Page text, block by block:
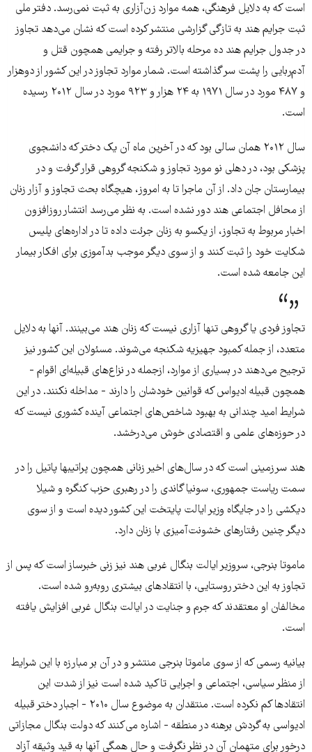
است که به دلایل فرهنگی، همه موارد زن‌آزاری به ثبت نمی‌رسد. دفتر ملی
ثبت جرایم هند به تازگی گزارشی منتشر کرده است که نشان می‌دهد تجاوز
در جدول جرایم هند ده مرحله بالاتر رفته و جرایمی همچون قتل و
آدم‌ربایی را پشت سر گذاشته است. شمار موارد تجاوز در این کشور از دوهزار
و ۴۸۷ مورد در سال ۱۹۷۱ به ۲۴ هزار و ۹۲۳ مورد در سال ۲۰۱۲ رسیده
است.
سال ۲۰۱۲ همان سالی بود که در آخرین ماه آن یک دختر که دانشجوی
پزشکی بود، در دهلی نو مورد تجاوز و شکنجه گروهی قرار گرفت و در
بیمارستان جان داد. از آن ماجرا تا به امروز، هیچگاه بحث تجاوز و آزار زنان
از محافل اجتماعی هند دور نشده است. به نظر می‌رسد انتشار روزافزون
اخبار مربوط به تجاوز، از یکسو به زنان جرئت داده تا در اداره‌های پلیس
شکایت خود را ثبت کنند و از سوی دیگر موجب بدآموزی برای افکار بیمار
این جامعه شده است.
تجاوز فردی یا گروهی تنها آزاری نیست که زنان هند می‌بینند. آنها به دلایل
متعدد، از جمله کمبود جهیزیه شکنجه می‌شوند. مسئولان این کشور نیز
ترجیح می‌دهند در بسیاری از موارد، ازجمله در نزاع‌های قبیله‌ای اقوام -
همچون قبیله ادیواس که قوانین خودشان را دارند - مداخله نکنند. در این
شرایط امید چندانی به بهبود شاخص‌های اجتماعی آینده کشوری نیست که
در حوزه‌های علمی و اقتصادی خوش می‌درخشد.
هند سرزمینی است که در سال‌های اخیر زنانی همچون پراتیبها پاتیل را در
سمت ریاست جمهوری، سونیا گاندی را در رهبری حزب کنگره و شیلا
دیکشی را در جایگاه وزیر ایالت پایتخت این کشور دیده است و از سوی
دیگر چنین رفتارهای خشونت‌آمیزی با زنان دارد.
ماموتا بنرجی، سروزیر ایالت بنگال غربی هند نیز زنی خبرساز است که پس از
تجاوز به این دختر روستایی، با انتقادهای بیشتری روبه‌رو شده است.
مخالفان او معتقدند که جرم و جنایت در ایالت بنگال غربی افزایش یافته
است.
بیانیه رسمی که از سوی ماموتا بنرجی منتشر و در آن بر مبارزه با این شرایط
از منظر سیاسی، اجتماعی و اجرایی تاکید شده است نیز از شدت این
انتقادها کم نکرده است. منتقدان به موضوع سال ۲۰۱۰ - اجبار دختر قبیله
ادیواسی به گردش برهنه در منطقه - اشاره می‌کنند که دولت بنگال مجازاتی
درخور برای متهمان آن در نظر نگرفت و حال همگی آنها به قید وثیقه آزاد